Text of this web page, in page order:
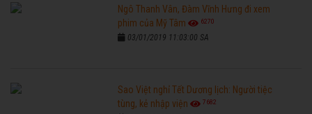
Ngô Thanh Vân, Đàm Vĩnh Hưng đi xem
phim của Mỹ Tâm
6270
03/01/2019 11:03:00 SA
Sao Việt nghỉ Tết Dương lịch: Người tiệc
tùng, kẻ nhập viện
7682